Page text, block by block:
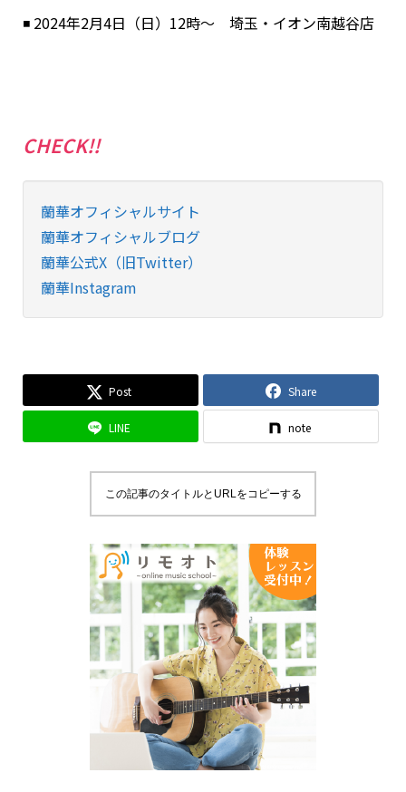
◾️ 2024年2月4日（日）12時〜 埼玉・イオン南越谷店
CHECK!!
蘭華オフィシャルサイト
蘭華オフィシャルブログ
蘭華公式X（旧Twitter）
蘭華Instagram
Post Share
LINE note
この記事のタイトルとURLをコピーする